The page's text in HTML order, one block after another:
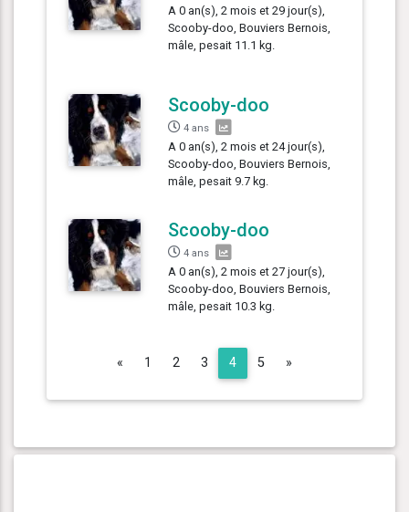
A 0 an(s), 2 mois et 29 jour(s),
Scooby-doo, Bouviers Bernois,
mâle, pesait 11.1 kg.
Scooby-doo
4 ans
A 0 an(s), 2 mois et 24 jour(s),
Scooby-doo, Bouviers Bernois,
mâle, pesait 9.7 kg.
Scooby-doo
4 ans
A 0 an(s), 2 mois et 27 jour(s),
Scooby-doo, Bouviers Bernois,
mâle, pesait 10.3 kg.
« Previous
1 2 3 4 5 »